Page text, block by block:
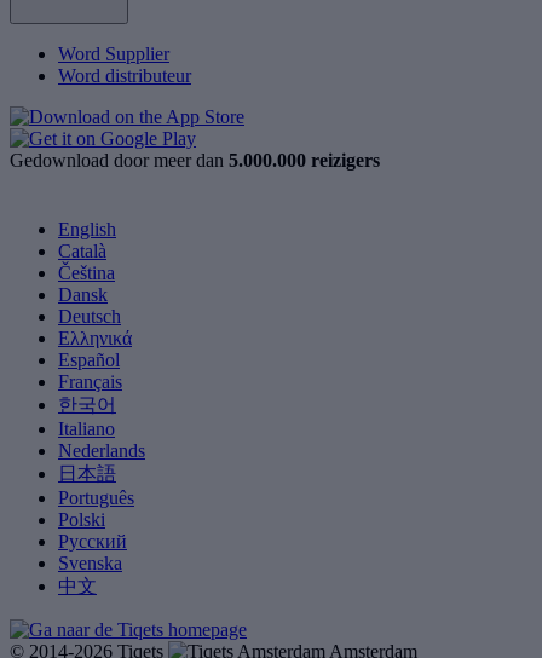
Word Supplier
Word distributeur
Gedownload door meer dan 5.000.000 reizigers
English
Català
Čeština
Dansk
Deutsch
Ελληνικά
Español
Français
한국어
Italiano
Nederlands
日本語
Português
Polski
Русский
Svenska
中文
© 2014-2026 Tiqets
Amsterdam